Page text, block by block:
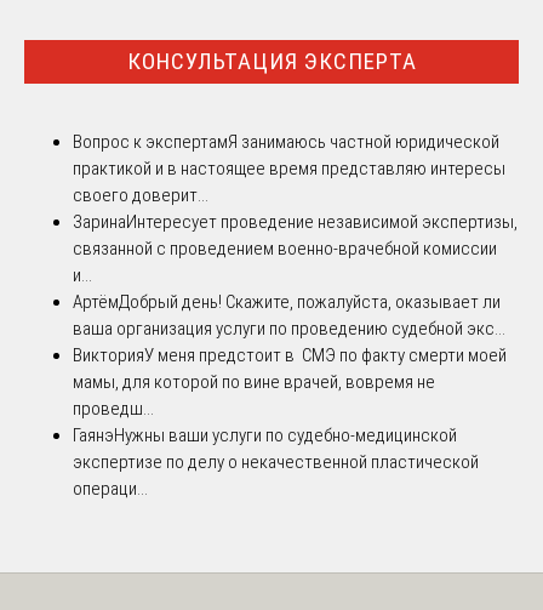
КОНСУЛЬТАЦИЯ ЭКСПЕРТА
Вопрос к экспертамЯ занимаюсь частной юридической
практикой и в настоящее время представляю интересы
своего доверит...
ЗаринаИнтересует проведение независимой экспертизы,
связанной с проведением военно-врачебной комиссии
и...
АртёмДобрый день! Скажите, пожалуйста, оказывает ли
ваша организация услуги по проведению судебной экс...
ВикторияУ меня предстоит в СМЭ по факту смерти моей
мамы, для которой по вине врачей, вовремя не
проведш...
ГаянэНужны ваши услуги по судебно-медицинской
экспертизе по делу о некачественной пластической
операци...